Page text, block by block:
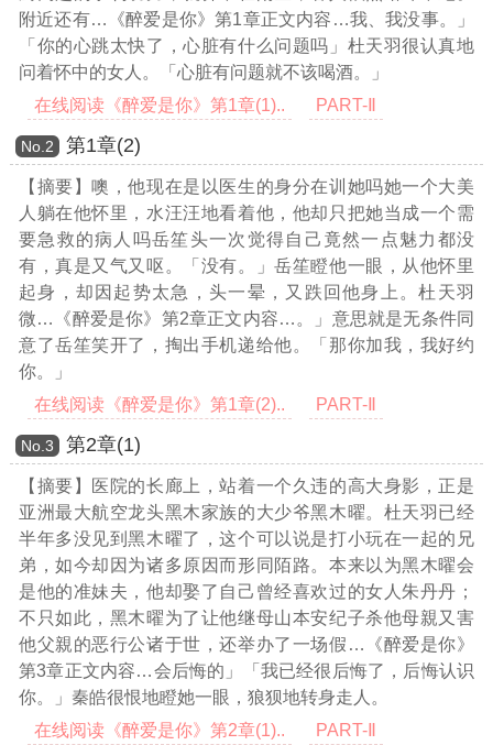
附近还有…《醉爱是你》第1章正文内容…我、我没事。」
「你的心跳太快了，心脏有什么问题吗」杜天羽很认真地
问着怀中的女人。「心脏有问题就不该喝酒。」
在线阅读《醉爱是你》第1章(1)..
PART-Ⅱ
Νο.2 第1章(2)
【摘要】噢，他现在是以医生的身分在训她吗她一个大美
人躺在他怀里，水汪汪地看着他，他却只把她当成一个需
要急救的病人吗岳笙头一次觉得自己竟然一点魅力都没
有，真是又气又呕。「没有。」岳笙瞪他一眼，从他怀里
起身，却因起势太急，头一晕，又跌回他身上。杜天羽
微…《醉爱是你》第2章正文内容… 。」意思就是无条件同
意了岳笙笑开了，掏出手机递给他。「那你加我，我好约
你。」
在线阅读《醉爱是你》第1章(2)..
PART-Ⅱ
Νο.3 第2章(1)
【摘要】医院的长廊上，站着一个久违的高大身影，正是
亚洲最大航空龙头黑木家族的大少爷黑木曜。杜天羽已经
半年多没见到黑木曜了，这个可以说是打小玩在一起的兄
弟，如今却因为诸多原因而形同陌路。本来以为黑木曜会
是他的准妹夫，他却娶了自己曾经喜欢过的女人朱丹丹；
不只如此，黑木曜为了让他继母山本安纪子杀他母親又害
他父親的恶行公诸于世，还举办了一场假 …《醉爱是你》
第3章正文内容…会后悔的」「我已经很后悔了，后悔认识
你。」秦皓很恨地瞪她一眼，狼狈地转身走人。
在线阅读《醉爱是你》第2章(1)..
PART-Ⅱ